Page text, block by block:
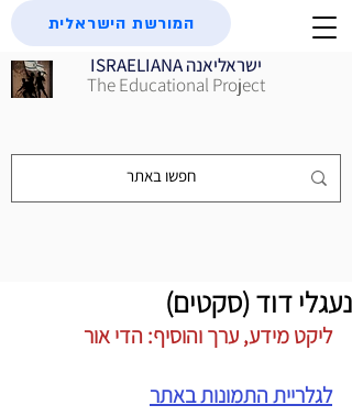
ISRAELIANA ישראליאנה
The Educational Project
המורשת הישראלית
נעגלי דוד (סקטים)
ליקט מידע, ערך והוסיף: הדי אור
לגלריית התמונות באתר